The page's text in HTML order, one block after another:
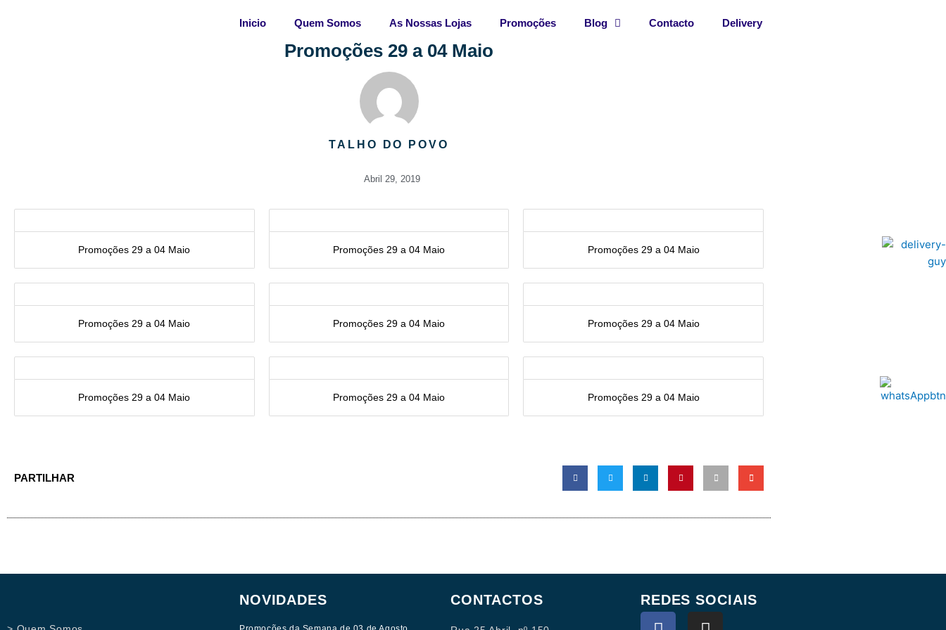
Inicio Quem Somos As Nossas Lojas Promoções Blog Contacto Delivery
Promoções 29 a 04 Maio
TALHO DO POVO
Abril 29, 2019
Promoções 29 a 04 Maio Promoções 29 a 04 Maio Promoções 29 a 04 Maio
Promoções 29 a 04 Maio Promoções 29 a 04 Maio Promoções 29 a 04 Maio
Promoções 29 a 04 Maio Promoções 29 a 04 Maio Promoções 29 a 04 Maio
PARTILHAR
NOVIDADES CONTACTOS REDES SOCIAIS
F
I